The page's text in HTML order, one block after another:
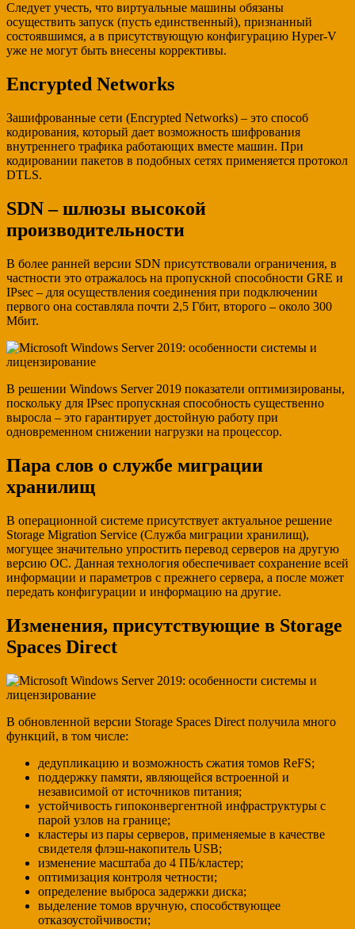
Следует учесть, что виртуальные машины обязаны
осуществить запуск (пусть единственный), признанный
состоявшимся, а в присутствующую конфигурацию Hyper-V
уже не могут быть внесены коррективы.
Encrypted Networks
Зашифрованные сети (Encrypted Networks) – это способ
кодирования, который дает возможность шифрования
внутреннего трафика работающих вместе машин. При
кодировании пакетов в подобных сетях применяется протокол
DTLS.
SDN – шлюзы высокой
производительности
В более ранней версии SDN присутствовали ограничения, в
частности это отражалось на пропускной способности GRE и
IPsec – для осуществления соединения при подключении
первого она составляла почти 2,5 Гбит, второго – около 300
Мбит.
В решении Windows Server 2019 показатели оптимизированы,
поскольку для IPsec пропускная способность существенно
выросла – это гарантирует достойную работу при
одновременном снижении нагрузки на процессор.
Пара слов о службе миграции
хранилищ
В операционной системе присутствует актуальное решение
Storage Migration Service (Служба миграции хранилищ),
могущее значительно упростить перевод серверов на другую
версию ОС. Данная технология обеспечивает сохранение всей
информации и параметров с прежнего сервера, а после может
передать конфигурации и информацию на другие.
Изменения, присутствующие в Storage
Spaces Direct
В обновленной версии Storage Spaces Direct получила много
функций, в том числе:
дедупликацию и возможность сжатия томов ReFS;
поддержку памяти, являющейся встроенной и
независимой от источников питания;
устойчивость гипоконвергентной инфраструктуры с
парой узлов на границе;
кластеры из пары серверов, применяемые в качестве
свидетеля флэш-накопитель USB;
изменение масштаба до 4 ПБ/кластер;
оптимизация контроля четности;
определение выброса задержки диска;
выделение томов вручную, способствующее
отказоустойчивости;